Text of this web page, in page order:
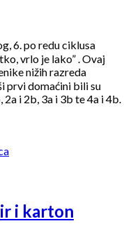
6. po redu ciklusa
vrlo je lako” . Ovaj
nižih razreda
prvi domaćini bili su
i 2b, 3a i 3b te 4a i 4b.
i karton